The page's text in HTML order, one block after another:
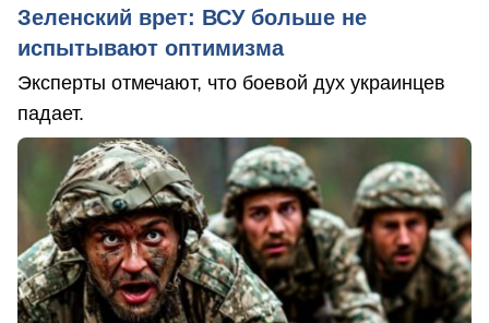
Зеленский врет: ВСУ больше не
испытывают оптимизма
Эксперты отмечают, что боевой дух украинцев
падает.